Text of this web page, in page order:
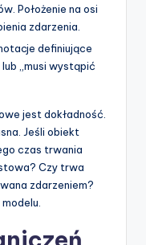
Położenie na osi
zdarzenia.
definiujące
„musi wystąpić
jest dokładność.
Jeśli obiekt
czas trwania
Czy trwa
zdarzeniem?